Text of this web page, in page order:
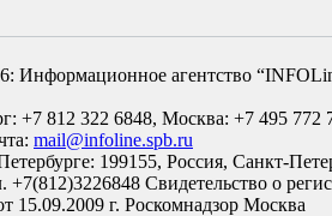
Информационное агентство
+7 812 322 6848, Москва: +7 495 772
mail@infoline.spb.ru
199155, Россия, Санкт-
Свидетельство о
г. Роскомнадзор Москва